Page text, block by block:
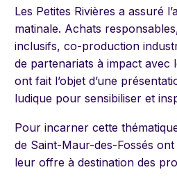
Les Petites Rivières a assuré
matinale. Achats
inclusifs, co-production
de partenariats à impact avec
ont fait l’objet d’une
ludique pour sensibiliser et
Pour incarner cette
de Saint-Maur-des-Fossés
leur offre à destination des